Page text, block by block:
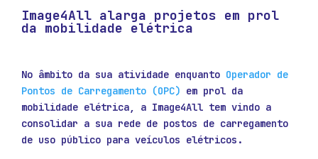
Image4All alarga projetos em prol
da mobilidade elétrica
No âmbito da sua atividade enquanto Operador de
Pontos de Carregamento (OPC) em prol da
mobilidade elétrica, a Image4All tem vindo a
consolidar a sua rede de postos de carregamento
de uso público para veículos elétricos.